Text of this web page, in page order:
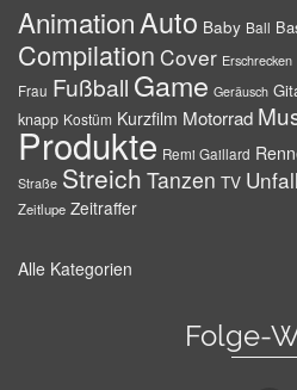
AnimationAuto Baby Ball
Compilation Cover Erschrecken
Frau Fußball Game Geräusch
knapp Kostüm Kurzfilm Motorrad
Produkte Remi Gaillard
Straße Streich Tanzen TV Unfall
Zeitlupe Zeitraffer
Alle Kategorien
Folge-